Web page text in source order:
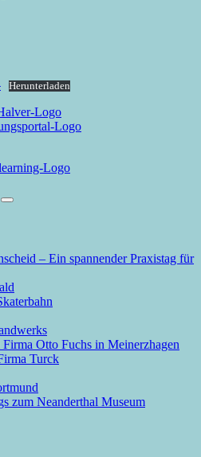
Herunterladen
– Ein spannender Praxistag für
Otto Fuchs in Meinerzhagen
Turck
zum Neanderthal Museum